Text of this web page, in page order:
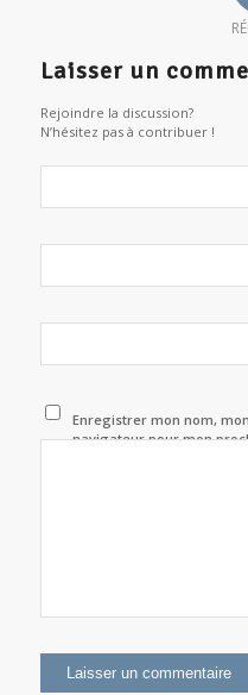
Laisser un
Rejoindre la discussion?
N’hésitez pas à contribuer !
Enregistrer mon nom,
navigateur pour mon